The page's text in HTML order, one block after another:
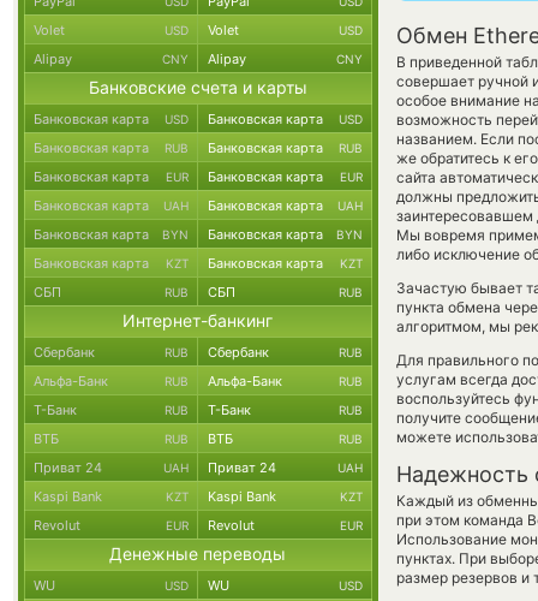
Обмен
В приведенной
совершает ручной
особое внимание
возможность
названием. Если
же обратитесь к
сайта
должны
заинтересовавшем
Мы вовремя
либо исключение
Зачастую бывает
пункта обмена
алгоритмом, мы
Для правильного
услугам всегда
воспользуйтесь
получите
можете
Надежность
Каждый из
при этом команда
Использование
пунктах. При
размер резервов и
Volet USD Volet USD
Alipay CNY Alipay CNY
Банковские счета и карты
Банковская карта USD Банковская карта USD
Банковская карта RUB Банковская карта RUB
Банковская карта EUR Банковская карта EUR
Банковская карта UAH Банковская карта UAH
Банковская карта BYN Банковская карта BYN
Банковская карта KZT Банковская карта KZT
СБП RUB СБП RUB
Интернет-банкинг
Сбербанк RUB Сбербанк RUB
Альфа-Банк RUB Альфа-Банк RUB
Т-Банк RUB Т-Банк RUB
ВТБ RUB ВТБ RUB
Приват 24 UAH Приват 24 UAH
Kaspi Bank KZT Kaspi Bank KZT
Revolut EUR Revolut EUR
Денежные переводы
WU USD WU USD